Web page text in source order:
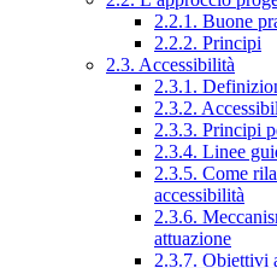
2.2.1. Buone
2.2.2. Principi
2.3. Accessibilità
2.3.1.
2.3.2.
2.3.3. Principi
2.3.4. Linee
2.3.5. Come
accessibilità
2.3.6.
attuazione
2.3.7. Obiettivi